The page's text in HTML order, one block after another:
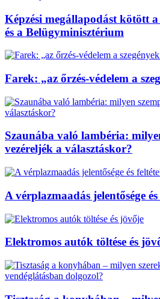
Képzési megállapodást kötött
és a Belügyminisztérium
Farek: „az őrzés-védelem a
Szaunába való lambéria:
vezéreljék a választáskor?
A vérplazmaadás jelentősége
Elektromos autók töltése és